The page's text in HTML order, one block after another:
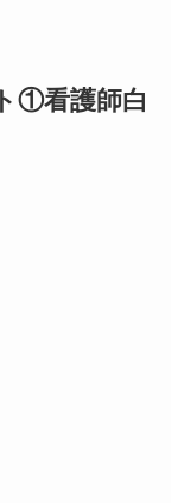
①看護師白